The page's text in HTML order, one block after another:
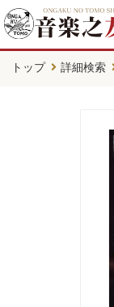
トップ 詳細検索